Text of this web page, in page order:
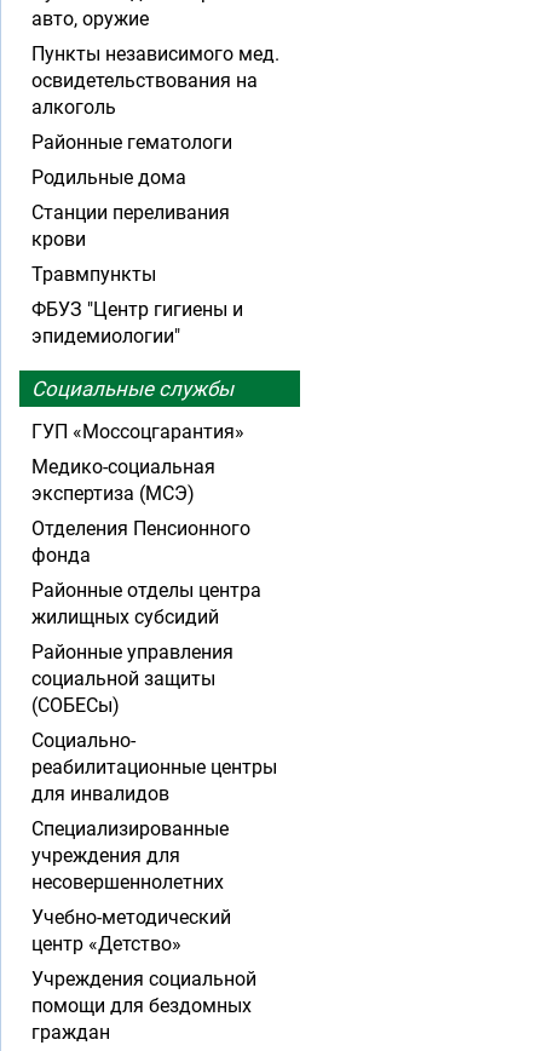
авто, оружие
Пункты независимого мед.
освидетельствования на
алкоголь
Районные гематологи
Родильные дома
Станции переливания
крови
Травмпункты
ФБУЗ "Центр гигиены и
эпидемиологии"
Социальные службы
ГУП «Моссоцгарантия»
Медико-социальная
экспертиза (МСЭ)
Отделения Пенсионного
фонда
Районные отделы центра
жилищных субсидий
Районные управления
социальной защиты
(СОБЕСы)
Социально-
реабилитационные центры
для инвалидов
Специализированные
учреждения для
несовершеннолетних
Учебно-методический
центр «Детство»
Учреждения социальной
помощи для бездомных
граждан